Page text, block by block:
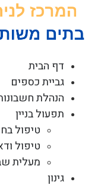
דף הבית
גביית כספים
הנהלת
תפעול בניין
טיפול
טיפול
מעלית
גינון